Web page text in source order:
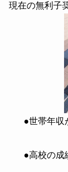
現在の無利子
●世帯年収
●高校の成